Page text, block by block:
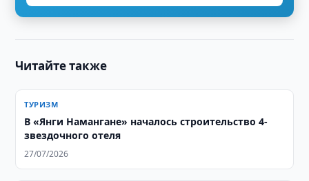
Читайте также
ТУРИЗМ
В «Янги Намангане» началось строительство 4-
звездочного отеля
27/07/2026